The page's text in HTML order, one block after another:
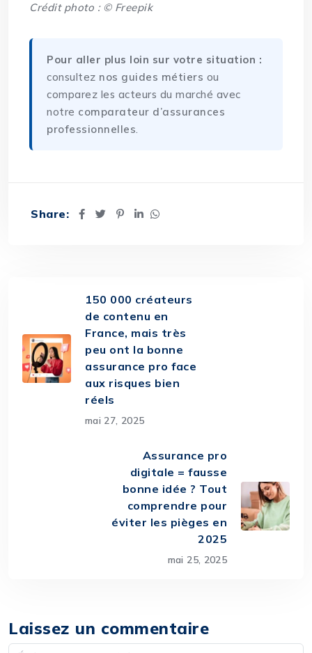
Crédit photo : © Freepik
Pour aller plus loin sur votre situation :
consultez nos guides métiers ou
comparez les acteurs du marché avec
notre comparateur d’assurances
professionnelles.
Share:
150 000 créateurs
de contenu en
France, mais très
peu ont la bonne
assurance pro face
aux risques bien
réels
mai 27, 2025
Assurance pro
digitale = fausse
bonne idée ? Tout
comprendre pour
éviter les pièges en
2025
mai 25, 2025
Laissez un commentaire